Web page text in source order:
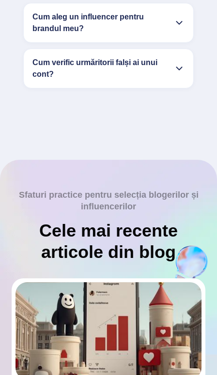
Cum aleg un influencer pentru
brandul meu?
Cum verific urmăritorii falși ai unui
cont?
Sfaturi practice pentru selecția blogerilor și
influencerilor
Cele mai recente
articole din blog